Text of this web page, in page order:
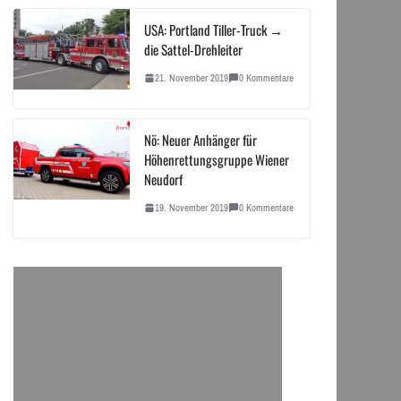
USA: Portland Tiller-Truck →
die Sattel-Drehleiter
21. November 2019 0 Kommentare
Nö: Neuer Anhänger für
Höhenrettungsgruppe Wiener
Neudorf
19. November 2019 0 Kommentare